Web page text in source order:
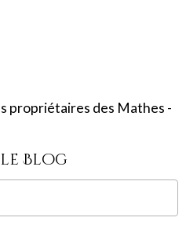
propriétaires des Mathes -
Blog